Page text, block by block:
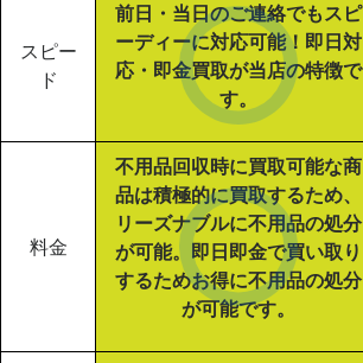
スピー
ド
前日・当日のご連絡でもスピ
ーディーに対応可能！即日対
応・即金買取が当店の特徴で
す。
料金
不用品回収時に買取可能な商
品は積極的に買取するため、
リーズナブルに不用品の処分
が可能。即日即金で買い取り
するためお得に不用品の処分
が可能です。